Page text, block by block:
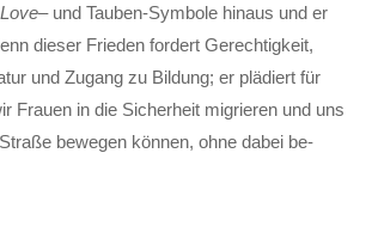
– und Tauben-Symbole hinaus und er
dieser Frieden fordert Gerechtig­keit,
und Zugang zu Bildung; er plädiert für
Frauen in die Sicher­heit migrieren und uns
bewegen können, ohne dabei be­